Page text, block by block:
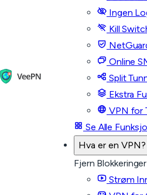
Ingen
Kill
Online
Split
Ekstra
VPN for
Se Alle
Hva er en VPN?
Fjern Blokkeringer
Strøm